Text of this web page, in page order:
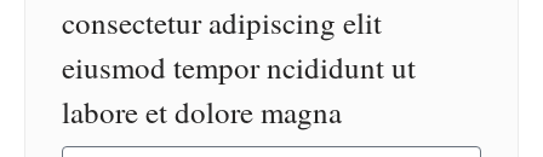
consectetur adipiscing elit
eiusmod tempor ncididunt ut
labore et dolore magna